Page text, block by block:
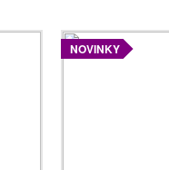
NOVINKY